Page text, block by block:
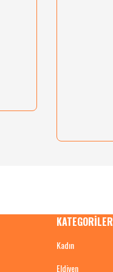
KATEGORİLER
Kadın
Eldiven